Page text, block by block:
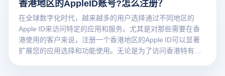
在全球数字化时代，越来越多的用户选择通过不同地区的
Apple ID来访问特定的应用和服务。尤其是对那些需要在香
港使用的客户来说，注册一个香港地区的Apple ID可以显著
扩展您的应用选择和功能使用。无论是为了访问香港特有的